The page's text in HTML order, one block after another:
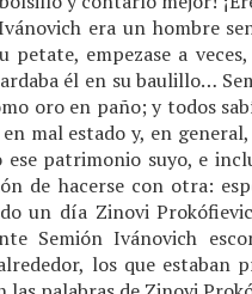
era un hombre
petate, empezase a
él en su baulillo…
oro en paño; y todos
mal estado y, en
patrimonio suyo, e
de hacerse con otra:
un día Zinovi
Semión Ivánovich
los que estaban